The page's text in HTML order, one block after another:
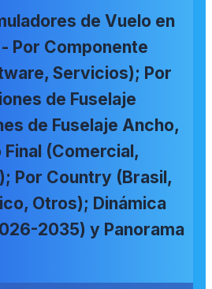
de Vuelo en
Por Componente
Servicios); Por
de Fuselaje
de Fuselaje Ancho,
(Comercial,
Por Country (Brasil,
Otros); Dinámica
2035) y Panorama